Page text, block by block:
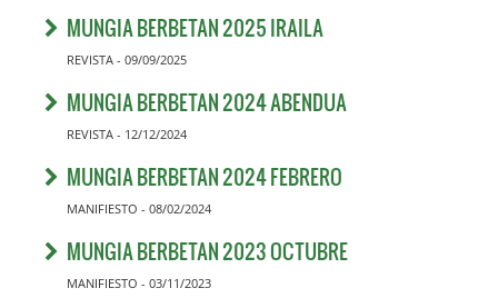
MUNGIA BERBETAN 2025 IRAILA
REVISTA - 09/09/2025
MUNGIA BERBETAN 2024 ABENDUA
REVISTA - 12/12/2024
MUNGIA BERBETAN 2024 FEBRERO
MANIFIESTO - 08/02/2024
MUNGIA BERBETAN 2023 OCTUBRE
MANIFIESTO - 03/11/2023